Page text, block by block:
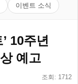
이벤트 소식
10주년
예고
조회: 1712